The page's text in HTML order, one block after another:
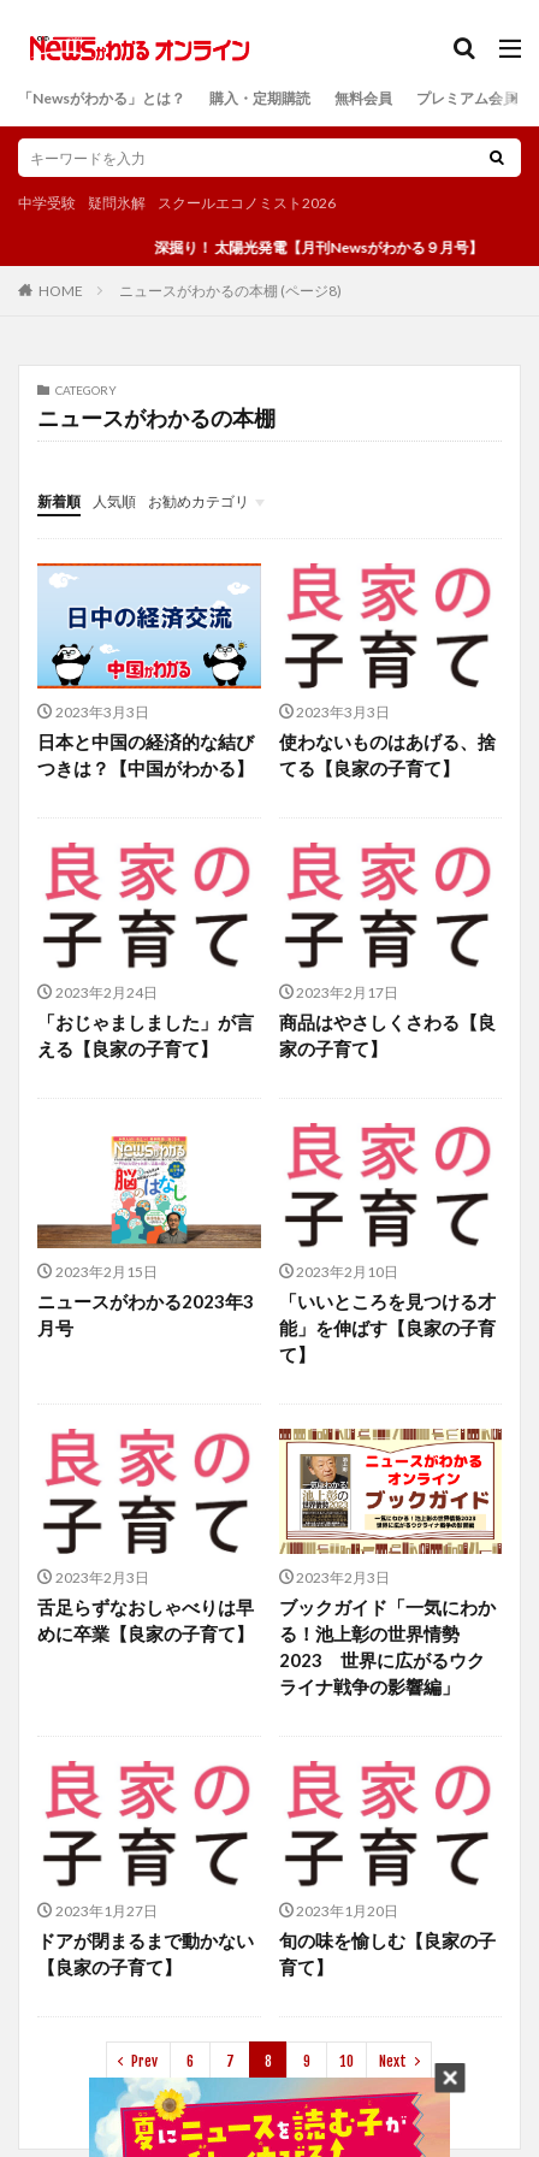
「Newsがわかる」とは？ 購入・定期購読 無料会員 プレミアム会員
中学受験 疑問氷解 スクールエコノミスト2026
深掘り！ 太陽光発電【月刊Newsがわかる９月号】
HOME ニュースがわかるの本棚 (ページ8)
CATEGORY
ニュースがわかるの本棚
新着順 人気順
お勧めカテゴリ
投稿
学び
マンガ
電子書籍
2023年3月3日
日本と中国の経済的な結び
つきは？【中国がわかる】
2023年3月3日
使わないものはあげる、捨
てる【良家の子育て】
2023年2月24日
「おじゃましました」が言
える【良家の子育て】
2023年2月17日
商品はやさしくさわる【良
家の子育て】
2023年2月15日
ニュースがわかる2023年3
月号
2023年2月10日
「いいところを見つける才
能」を伸ばす【良家の子育
て】
2023年2月3日
舌足らずなおしゃべりは早
めに卒業【良家の子育て】
2023年2月3日
ブックガイド「一気にわか
る！池上彰の世界情勢
2023 世界に広がるウク
ライナ戦争の影響編」
2023年1月27日
ドアが閉まるまで動かない
【良家の子育て】
2023年1月20日
旬の味を愉しむ【良家の子
育て】
Prev 6 7 8 9 10 Next
検索